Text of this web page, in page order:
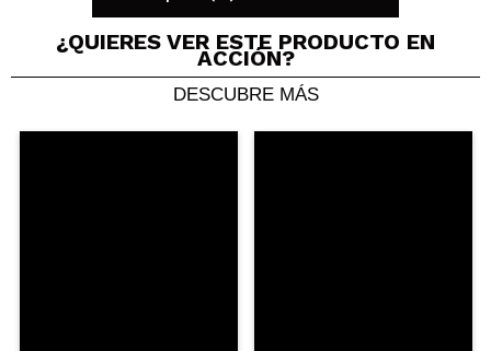
¿Recomendarías su compra?Si
Hace 3 años
¿QUIERES VER ESTE PRODUCTO EN
ACCIÓN?
DESCUBRE MÁS